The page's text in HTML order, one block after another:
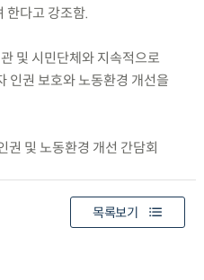
한다고 강조함.
및 시민단체와 지속적으로
인권 보호와 노동환경 개선을
권 및 노동환경 개선 간담회
목록보기